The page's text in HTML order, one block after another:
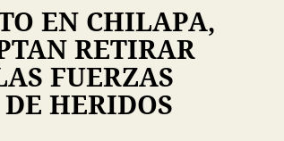
EN CHILAPA,
RETIRAR
FUERZAS
HERIDOS